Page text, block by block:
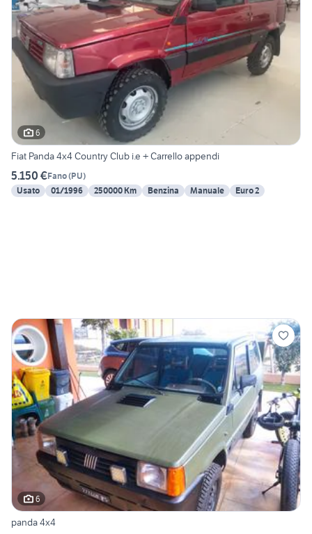
6
Fiat Panda 4x4 Country Club i.e + Carrello appendi
5.150 €Fano(PU)
Usato
01/1996 250000 Km Benzina Manuale Euro 2
6
panda 4x4